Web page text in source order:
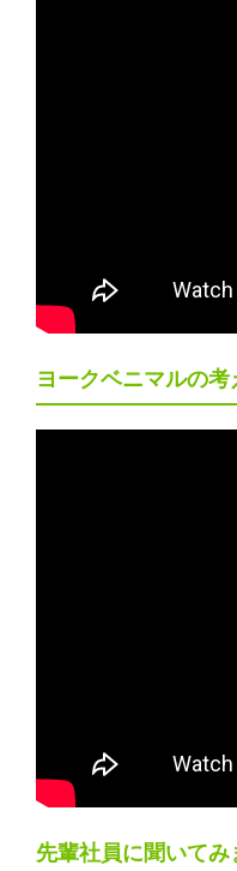
ヨークベニマルの考
先輩社員に聞いて